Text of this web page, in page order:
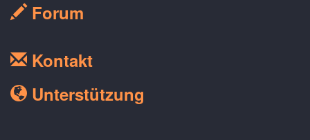
Forum
Kontakt
Unterstützung